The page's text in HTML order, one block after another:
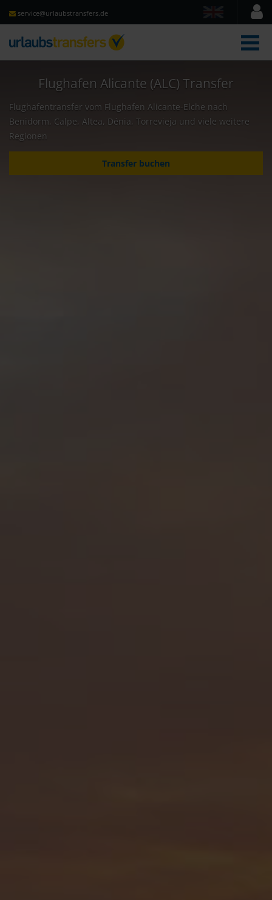
service@urlaubstransfers.de
Flughafen Alicante (ALC) Transfer
Flughafentransfer vom Flughafen Alicante-Elche nach
Benidorm, Calpe, Altea, Dénia, Torrevieja und viele weitere
Regionen
Transfer buchen